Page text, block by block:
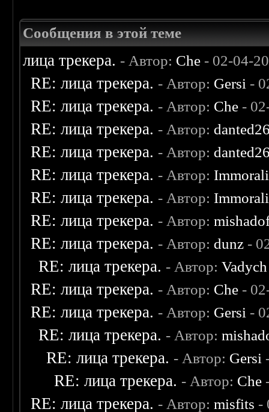
Сообщения в этой теме
лица трекера. - Автор: Che - 02-04-
RE: лица трекера. - Автор: Gersi -
RE: лица трекера. - Автор: Che -
RE: лица трекера. - Автор:
RE: лица трекера. - Автор:
RE: лица трекера. - Автор:
RE: лица трекера. - Автор:
RE: лица трекера. - Автор:
RE: лица трекера. - Автор: dunz -
RE: лица трекера. - Автор:Vadych
RE: лица трекера. - Автор: Che -
RE: лица трекера. - Автор: Gersi -
RE: лица трекера. - Автор:
RE: лица трекера. - Автор: Gersi
RE: лица трекера. - Автор: Che
RE: лица трекера. - Автор:misfits -